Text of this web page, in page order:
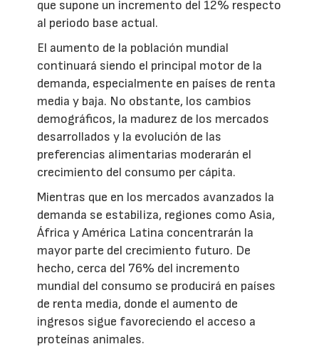
que supone un incremento del 12% respecto
al periodo base actual.
El aumento de la población mundial
continuará siendo el principal motor de la
demanda, especialmente en países de renta
media y baja. No obstante, los cambios
demográficos, la madurez de los mercados
desarrollados y la evolución de las
preferencias alimentarias moderarán el
crecimiento del consumo per cápita.
Mientras que en los mercados avanzados la
demanda se estabiliza, regiones como Asia,
África y América Latina concentrarán la
mayor parte del crecimiento futuro. De
hecho, cerca del 76% del incremento
mundial del consumo se producirá en países
de renta media, donde el aumento de
ingresos sigue favoreciendo el acceso a
proteínas animales.